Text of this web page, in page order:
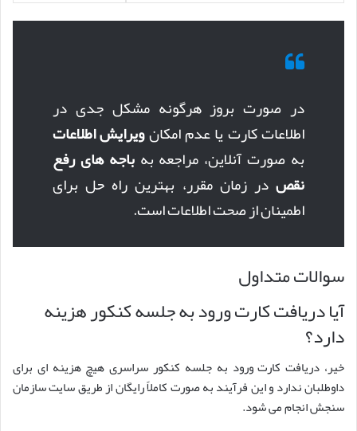
در صورت بروز هرگونه مشکل جدی در
اطلاعات کارت یا عدم امکانویرایش اطلاعات
به صورت آنلاین، مراجعه بهباجه های رفع
نقص در زمان مقرر، بهترین راه حل برای
اطمینان از صحت اطلاعات است.
سوالات متداول
آیا دریافت کارت ورود به جلسه کنکور هزینه
دارد؟
خیر، دریافت کارت ورود به جلسه کنکور سراسری هیچ هزینه ای برای
داوطلبان ندارد و این فرآیند به صورت کاملاً رایگان از طریق سایت سازمان
سنجش انجام می شود.